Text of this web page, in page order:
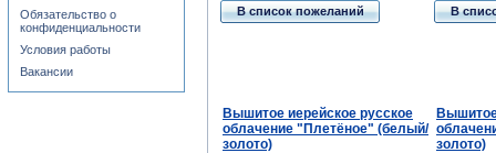
В список пожеланий В
Вышитое иерейское русское
облачение "Плетёное" (белый/
золото)
золото)
Обязательство о
конфиденциальности
Условия работы
Вакансии